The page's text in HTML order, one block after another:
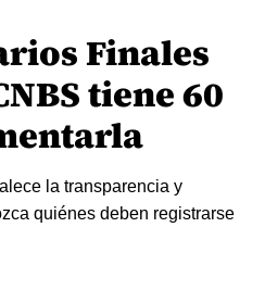
Finales
tiene 60
la transparencia y
quiénes deben registrarse